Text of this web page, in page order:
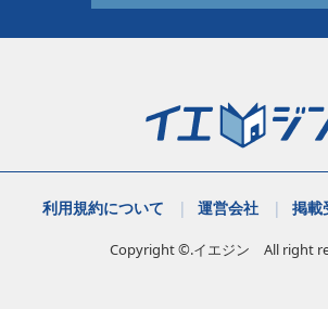
利用規約について 運営会社 掲載
Copyright ©.イエジン All right